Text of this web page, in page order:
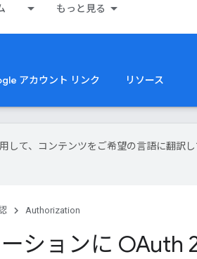
もっと見る
アカウント リンク リソース
して、コンテンツをご希望の言語に翻訳
Authorization
ションに OAuth